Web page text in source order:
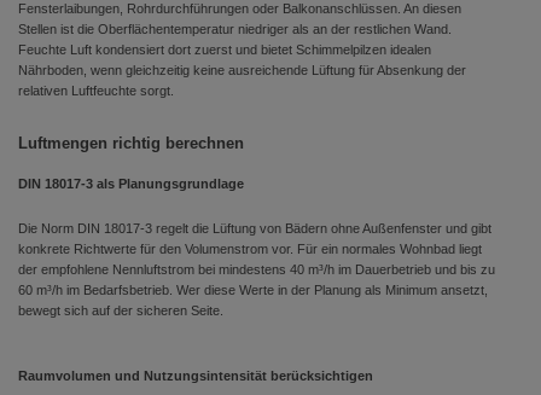
Fensterlaibungen, Rohrdurchführungen oder Balkonanschlüssen. An diesen
Stellen ist die Oberflächentemperatur niedriger als an der restlichen Wand.
Feuchte Luft kondensiert dort zuerst und bietet Schimmelpilzen idealen
Nährboden, wenn gleichzeitig keine ausreichende Lüftung für Absenkung der
relativen Luftfeuchte sorgt.
Luftmengen richtig berechnen
DIN 18017-3 als Planungsgrundlage
Die Norm DIN 18017-3 regelt die Lüftung von Bädern ohne Außenfenster und gibt
konkrete Richtwerte für den Volumenstrom vor. Für ein normales Wohnbad liegt
der empfohlene Nennluftstrom bei mindestens 40 m³/h im Dauerbetrieb und bis zu
60 m³/h im Bedarfsbetrieb. Wer diese Werte in der Planung als Minimum ansetzt,
bewegt sich auf der sicheren Seite.
Raumvolumen und Nutzungsintensität berücksichtigen